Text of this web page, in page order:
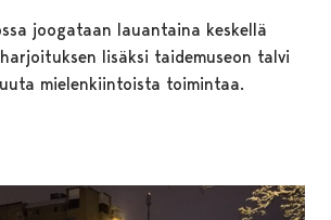
joogataan lauantaina keskellä
lisäksi taidemuseon talvi
mielenkiintoista toimintaa.